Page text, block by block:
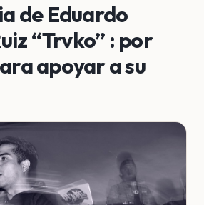
de Eduardo
“Trvko” : por
apoyar a su